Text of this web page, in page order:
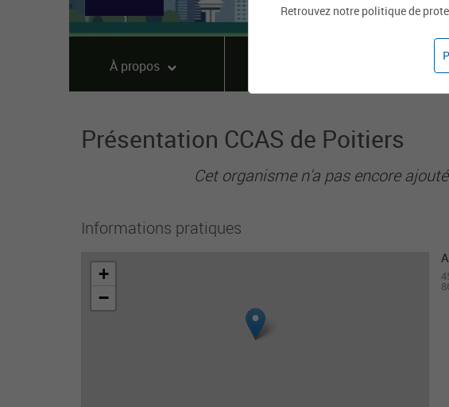
Retrouvez notre politique de
À propos
Présentation CCAS de Poitiers
Cet organisme n'a pas encore
Informations pratiques
+
−